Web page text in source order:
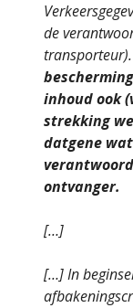
de
transporteur).
inhoud ook
strekking
datgene
ontvanger.
[…]
[…] In